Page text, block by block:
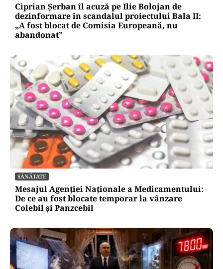
Ciprian Șerban îl acuză pe Ilie Bolojan de
dezinformare în scandalul proiectului Bala II:
„A fost blocat de Comisia Europeană, nu
abandonat”
SĂNĂTATE
Mesajul Agenției Naționale a Medicamentului:
De ce au fost blocate temporar la vânzare
Colebil și Panzcebil